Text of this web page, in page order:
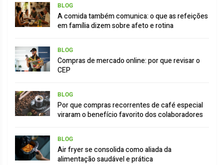
BLOG
A comida também comunica: o que as refeições
em família dizem sobre afeto e rotina
BLOG
Compras de mercado online: por que revisar o
CEP
BLOG
Por que compras recorrentes de café especial
viraram o benefício favorito dos colaboradores
BLOG
Air fryer se consolida como aliada da
alimentação saudável e prática